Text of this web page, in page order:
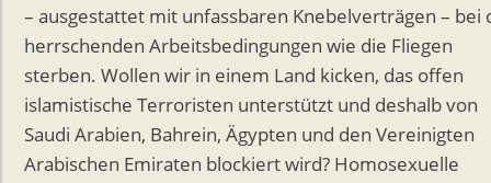
– ausgestattet mit unfassbaren Knebelverträgen – bei
herrschenden Arbeitsbedingungen wie die Fliegen
sterben. Wollen wir in einem Land kicken, das offen
islamistische Terroristen unterstützt und deshalb von
Saudi Arabien, Bahrein, Ägypten und den Vereinigten
Arabischen Emiraten blockiert wird? Homosexuelle